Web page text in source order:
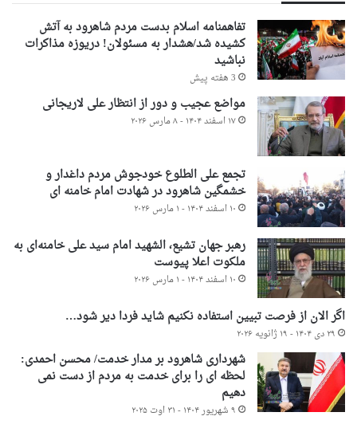
تفاهمنامه اسلام بدست مردم شاهرود به آتش
کشیده شد/هشدار به مسئولان! دریوزه مذاکرات
نباشید
3 هفته پیش
مواضع عجیب و دور از انتظار علی لاریجانی
۱۷ اسفند ۱۴۰۴ - ۸ مارس ۲۰۲۶
تجمع علی الطلوع خودجوش مردم داغدار و
خشمگین شاهرود در شهادت امام خامنه ای
۱۰ اسفند ۱۴۰۴ - ۱ مارس ۲۰۲۶
رهبر جهان تشیع، الشهید امام سید علی خامنه‌ای به
ملکوت اعلا پیوست
۱۰ اسفند ۱۴۰۴ - ۱ مارس ۲۰۲۶
اگر الان از فرصت تبیین استفاده نکنیم شاید فردا دیر شود…
۲۹ دی ۱۴۰۴ - ۱۹ ژانویه ۲۰۲۶
شهرداری شاهرود بر مدار خدمت/ محسن احمدی:
لحظه ای را برای خدمت به مردم از دست نمی
دهیم
۹ شهریور ۱۴۰۴ - ۳۱ اوت ۲۰۲۵